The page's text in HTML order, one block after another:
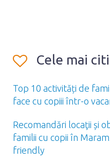
Cele mai
Top 10 activități de
face cu copiii într-o
Recomandări locaţii și
familii cu copii în
friendly